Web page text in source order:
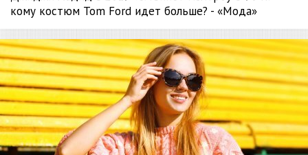
кому костюм Tom Ford идет больше? - «Мода»